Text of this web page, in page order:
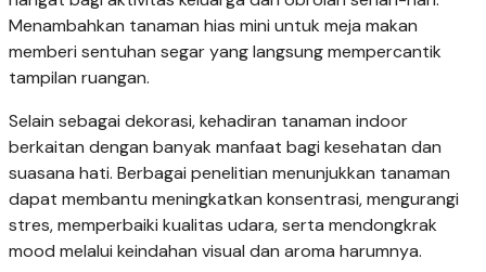
Menambahkan tanaman hias mini untuk meja makan
memberi sentuhan segar yang langsung mempercantik
tampilan ruangan.
Selain sebagai dekorasi, kehadiran tanaman indoor
berkaitan dengan banyak manfaat bagi kesehatan dan
suasana hati. Berbagai penelitian menunjukkan tanaman
dapat membantu meningkatkan konsentrasi, mengurangi
stres, memperbaiki kualitas udara, serta mendongkrak
mood melalui keindahan visual dan aroma harumnya.